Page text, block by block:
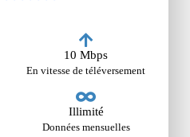
10 Mbps
En vitesse de téléversement
Illimité
Données mensuelles